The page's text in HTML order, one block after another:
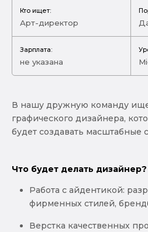
Кто ищет:
Арт-директор
Зарплата:
не указана
В нашу дружную команду
графического дизайнера,
будет создавать масштабные
Что будет делать
Работа с айдентикой:
фирменных стилей,
Верстка качественных